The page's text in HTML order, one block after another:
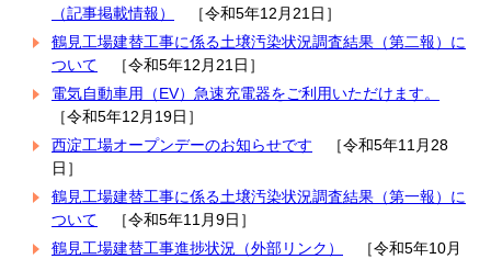
（記事掲載情報）
［令和5年12月21日］
鶴見工場建替工事に係る土壌汚染状況調査結果（第二報）に
ついて ［令和5年12月21日］
電気自動車用（EV）急速充電器をご利用いただけます。
［令和5年12月19日］
西淀工場オープンデーのお知らせです ［令和5年11月28
日］
鶴見工場建替工事に係る土壌汚染状況調査結果（第一報）に
ついて ［令和5年11月9日］
鶴見工場建替工事進捗状況（外部リンク）
［令和5年10月